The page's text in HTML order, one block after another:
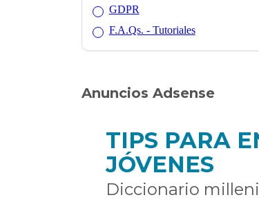
GDPR
F.A.Qs. - Tutoriales
Anuncios Adsense
TIPS PARA
JÓVENES
Diccionario